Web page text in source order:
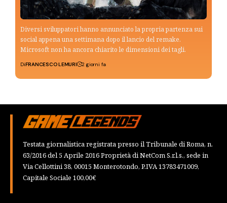
Diversi sviluppatori hanno annunciato la propria partenza sui
social appena una settimana dopo il lancio del remake.
Microsoft non ha ancora chiarito le dimensioni dei tagli.
DiFRANCESCO LEMURI 2 giorni fa
Testata giornalistica registrata presso il Tribunale di Roma, n.
63/2016 del 5 Aprile 2016 Proprietà di NetCom S.r.l.s., sede in
Via Cellottini 38, 00015 Monterotondo, P.IVA 13783471009,
Capitale Sociale 100,00€